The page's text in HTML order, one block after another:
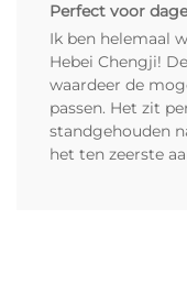
Perfect voor
Ik ben helemaal
Hebei Chengji!
waardeer de
passen. Het zit
standgehouden
het ten zeerste